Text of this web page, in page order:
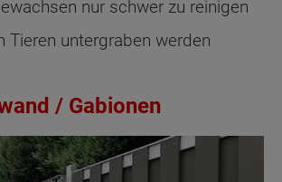
nur schwer zu reinigen
Tieren untergraben werden
/ Gabionen